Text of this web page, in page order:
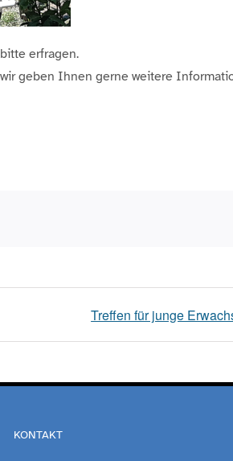
erfragen.
geben Ihnen gerne weitere
Treffen für junge
KONTAKT